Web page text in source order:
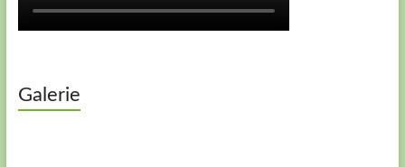
Galerie